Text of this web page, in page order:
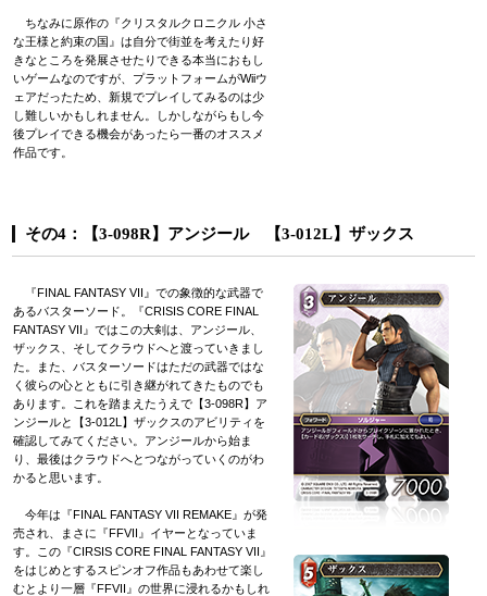
ちなみに原作の『クリスタルクロニクル 小さ
な王様と約束の国』は自分で街並を考えたり好
きなところを発展させたりできる本当におもし
いゲームなのですが、プラットフォームがWiiウ
ェアだったため、新規でプレイしてみるのは少
し難しいかもしれません。しかしながらもし今
後プレイできる機会があったら一番のオススメ
作品です。
その4：【3-098R】アンジール 【3-012L】ザックス
『FINAL FANTASY VII』での象徴的な武器で
あるバスターソード。『CRISIS CORE FINAL
FANTASY VII』ではこの大剣は、アンジール、
ザックス、そしてクラウドへと渡っていきまし
た。また、バスターソードはただの武器ではな
く彼らの心とともに引き継がれてきたものでも
あります。これを踏まえたうえで【3-098R】ア
ンジールと【3-012L】ザックスのアビリティを
確認してみてください。アンジールから始ま
り、最後はクラウドへとつながっていくのがわ
かると思います。
今年は『FINAL FANTASY VII REMAKE』が発
売され、まさに『FFVII』イヤーとなっていま
す。この『CIRSIS CORE FINAL FANTASY VII』
をはじめとするスピンオフ作品もあわせて楽し
むとより一層『FFVII』の世界に浸れるかもしれ